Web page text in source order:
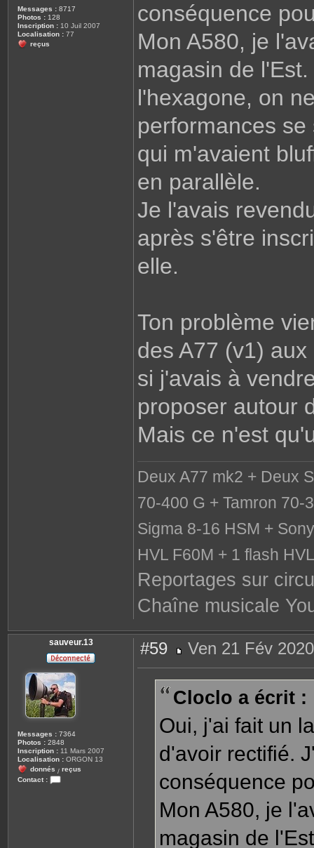
Messages : 8717
Photos : 128
Inscription : 10 Juil 2007
Localisation : 77
reçus
conséquence
Mon A580, je
magasin de
l'hexagone, on
performances
qui m'avaient
en parallèle.
Je l'avais
après s'être
elle.
Ton problème
des A77 (v1)
si j'avais à
proposer autour
Mais ce n'est
Deux A77 mk2 + Deux
70-400 G + Tamron 70-
Sigma 8-16 HSM +
HVL F60M + 1 flash
Reportages sur
Chaîne musicale
sauveur.13
Messages : 7364
Photos : 2848
Inscription : 11 Mars 2007
Localisation : ORGON 13
donnés / reçus
Contact :
#59
e
a
g
Ven 21 Fév
Cloclo a écrit :
Oui, j'ai fait un
d'avoir rectifié.
conséquence
Mon A580, je
magasin de